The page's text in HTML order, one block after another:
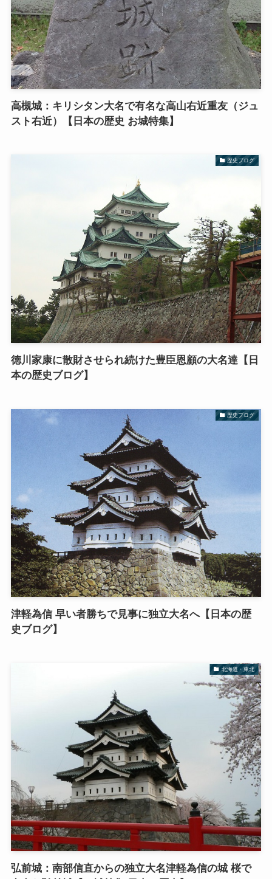
高槻城：キリシタン大名で有名な高山右近重友（ジュ
スト右近）【日本の歴史 お城特集】
歴史ブログ
徳川家康に散財させられ続けた豊臣恩顧の大名達【日
本の歴史ブログ】
歴史ブログ
津軽為信 早い者勝ちで見事に独立大名へ【日本の歴
史ブログ】
北海道・東北
弘前城：南部信直からの独立大名津軽為信の城 桜で